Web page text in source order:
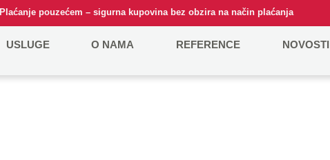
Plaćanje pouzećem – sigurna kupovina bez obzira na način plaćanja
USLUGE O NAMA REFERENCE NOVOSTI